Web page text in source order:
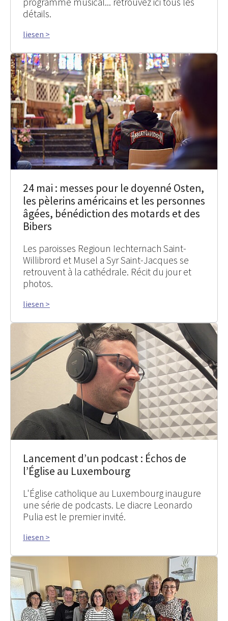
détails.
liesen >
24 mai : messes pour le doyenné Osten,
les pèlerins américains et les personnes
âgées, bénédiction des motards et des
Bibers
Les paroisses Regioun Iechternach Saint-
Willibrord et Musel a Syr Saint-Jacques se
retrouvent à la cathédrale. Récit du jour et
photos.
liesen >
Lancement d’un podcast : Échos de
l’Église au Luxembourg
L'Église catholique au Luxembourg inaugure
une série de podcasts. Le diacre Leonardo
Pulia est le premier invité.
liesen >